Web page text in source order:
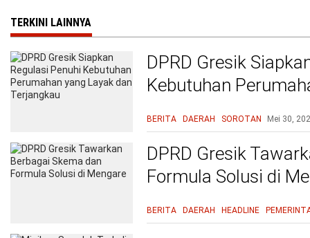
TERKINI LAINNYA
DPRD Gresik
Kebutuhan
BERITA DAERAH SOROTAN Mei 30,
DPRD Gresik
Formula Solusi di
BERITA DAERAH HEADLINE